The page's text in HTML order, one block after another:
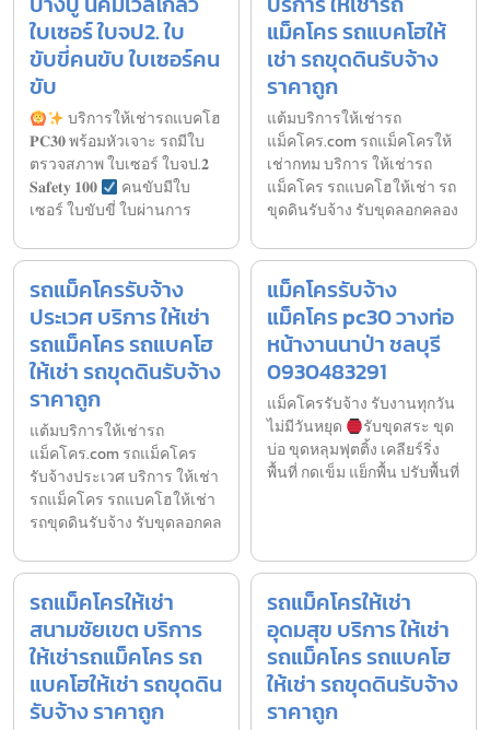
ใบเซอร์ ใบจป2. ใบ
ขับขี่คนขับ ใบเซอร์คน
ขับ
บริการให้เช่ารถแบคโฮ
𝐏𝐂𝟑𝟎 พร้อมหัวเจาะ รถมีใบ
ตรวจสภาพ ใบเซอร์ ใบจป.𝟐
𝐒𝐚𝐟𝐞𝐭𝐲 𝟏𝟎𝟎
คนขับมีใบ
เซอร์ ใบขับขี่ ใบผ่านการ
แม็คโคร รถแบคโฮให้
เช่า รถขุดดินรับจ้าง
ราคาถูก
แต้มบริการให้เช่ารถ
แม็คโคร.com รถแม็คโครให้
เช่ากทม บริการ ให้เช่ารถ
แม็คโคร รถแบคโฮให้เช่า รถ
ขุดดินรับจ้าง รับขุดลอกคลอง
รถแม็คโครรับจ้าง
ประเวศ บริการ ให้เช่า
รถแม็คโคร รถแบคโฮ
ให้เช่า รถขุดดินรับจ้าง
ราคาถูก
แต้มบริการให้เช่ารถ
แม็คโคร.com รถแม็คโคร
รับจ้างประเวศ บริการ ให้เช่า
รถแม็คโคร รถแบคโฮให้เช่า
รถขุดดินรับจ้าง รับขุดลอกคล
แม็คโครรับจ้าง
แม็คโคร pc30 วางท่อ
หน้างานนาป่า ชลบุรี
0930483291
แม็คโครรับจ้าง รับงานทุกวัน
ไม่มีวันหยุด
รับขุดสระ ขุด
บ่อ ขุดหลุมฟุตติ้ง เคลียร์ริ่ง
พื้นที่ กดเข็ม แย็กพื้น ปรับพื้นที่
รถแม็คโครให้เช่า
สนามชัยเขต บริการ
ให้เช่ารถแม็คโคร รถ
แบคโฮให้เช่า รถขุดดิน
รับจ้าง ราคาถูก
รถแม็คโครให้เช่า
อุดมสุข บริการ ให้เช่า
รถแม็คโคร รถแบคโฮ
ให้เช่า รถขุดดินรับจ้าง
ราคาถูก